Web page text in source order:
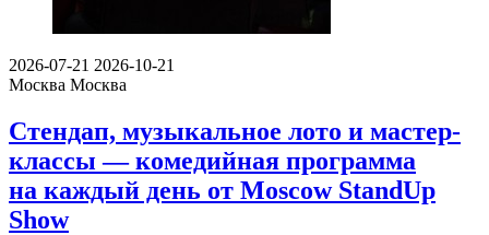
2026-07-21 2026-10-21
Москва Москва
Стендап, музыкальное лото и мастер-
классы — комедийная программа
на каждый день от Moscow StandUp
Show